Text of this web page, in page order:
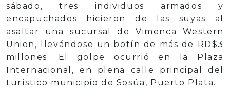
sábado, tres individuos armados y
encapuchados hicieron de las suyas al
asaltar una sucursal de Vimenca Western
Union, llevándose un botín de más de RD$3
millones. El golpe ocurrió en la Plaza
Internacional, en plena calle principal del
turístico municipio de Sosúa, Puerto Plata.